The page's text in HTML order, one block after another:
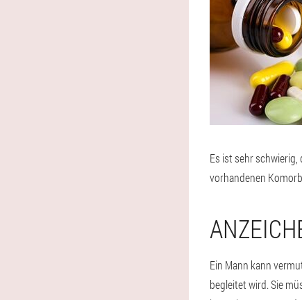
Es ist sehr
vorhandenen
Ein Mann kann
begleitet wird. Sie